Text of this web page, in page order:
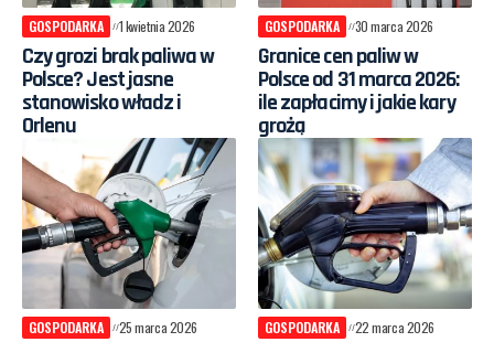
GOSPODARKA 1 kwietnia 2026
Czy grozi brak paliwa w
Polsce? Jest jasne
stanowisko władz i
Orlenu
GOSPODARKA 30 marca 2026
Granice cen paliw w
Polsce od 31 marca 2026:
ile zapłacimy i jakie kary
grożą
GOSPODARKA 25 marca 2026 GOSPODARKA 22 marca 2026